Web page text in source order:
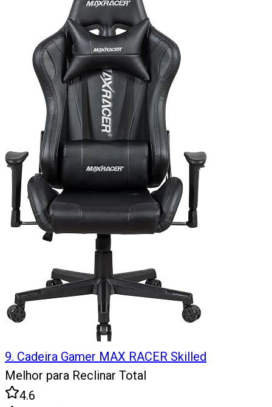
9. Cadeira Gamer MAX RACER Skilled
Melhor para Reclinar Total
4.6